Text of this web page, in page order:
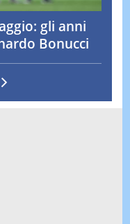
gli anni
Bonucci